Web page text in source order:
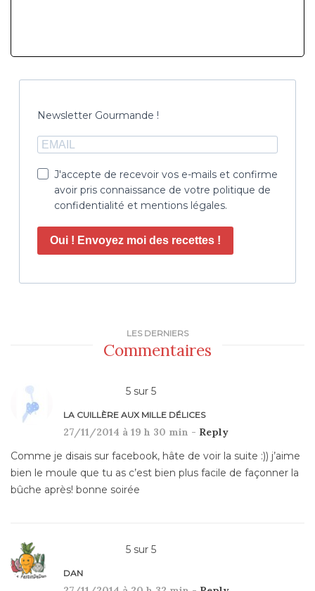
Newsletter Gourmande !
J'accepte de recevoir vos e-mails et confirme
avoir pris connaissance de votre politique de
confidentialité et mentions légales.
Oui ! Envoyez moi des recettes !
LES DERNIERS
Commentaires
5 sur 5
LA CUILLÈRE AUX MILLE DÉLICES
27/11/2014 à 19 h 30 min - Reply
Comme je disais sur facebook, hâte de voir la suite :)) j’aime
bien le moule que tu as c’est bien plus facile de façonner la
bûche après! bonne soirée
5 sur 5
DAN